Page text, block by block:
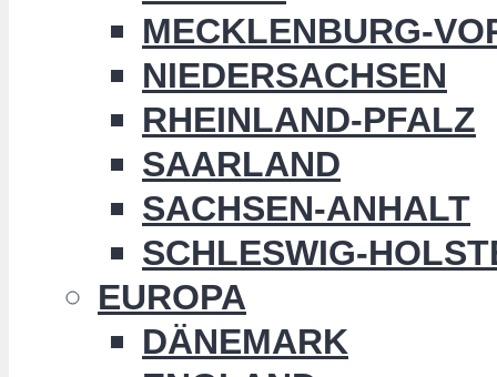
MECKLENBURG-
NIEDERSACHSEN
RHEINLAND-PFALZ
SAARLAND
SACHSEN-ANHALT
SCHLESWIG-
EUROPA
DÄNEMARK